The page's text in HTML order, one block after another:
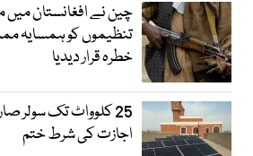
چین نے افغانستان
تنظیموں کو ہمسایہ
خطرہ قرار دیدیا
25 کلوواٹ تک سولر
اجازت کی شرط ختم